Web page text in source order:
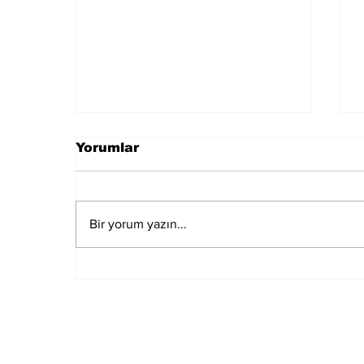
Yorumlar
Bir yorum yazın...